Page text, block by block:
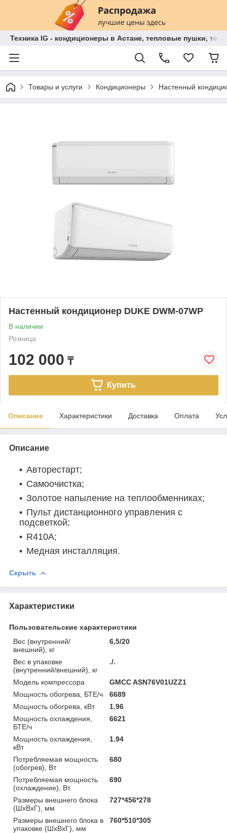
Техника IG - кондиционеры в Астане, тепловые пушки,
Товары и услуги Кондиционеры Настенный
Настенный кондиционер DUKE DWM-07WP
В наличии
Розница
102 000 ₸
Купить
Описание Характеристики Доставка Оплата
Описание
Авторестарт;
Самоочистка;
Золотое напыление на теплообменниках;
Пульт дистанционного управления с
подсветкой;
R410A;
Медная инсталляция.
Скрыть
Характеристики
Пользовательские характеристики
Вес (внутренний/
внешний), кг
6,5/20
Вес в упаковке
(внутренний/внешний), кг
./.
Модель компрессора
GMCC ASN76V01UZZ1
Мощность обогрева, БТЕ/ч
6689
Мощность обогрева, кВт
1.96
Мощность охлаждения,
БТЕ/ч
6621
Мощность охлаждения,
кВт
1.94
Потребляемая мощность
(обогрев), Вт
680
Потребляемая мощность
(охлаждение), Вт
690
Размеры внешнего блока
(ШхВхГ), мм
727*456*278
Размеры внешнего блока в
упаковке (ШхВхГ), мм
760*510*305